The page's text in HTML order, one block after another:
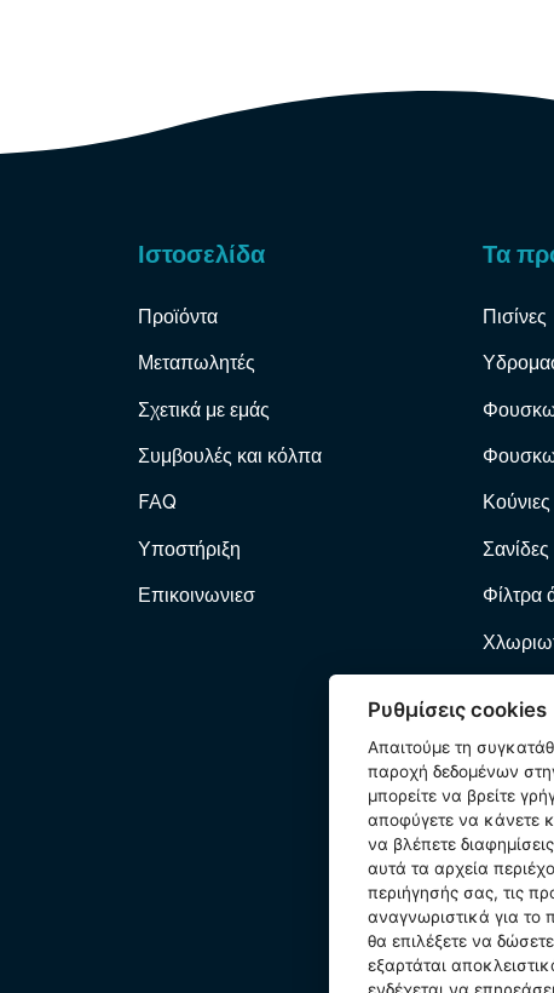
Ιστοσελίδα
Προϊόντα
Μεταπωλητές
Σχετικά με εμάς
Συμβουλές και κόλπα
FAQ
Υποστήριξη
Επικοινωνιεσ
Τα
Πισίνες
Κούνιες
Φίλτρα
Wetset
Ρυθμίσεις cookies
Απαιτούμε τη
παροχή δεδομένων
μπορείτε να βρείτε
αποφύγετε να κάνετε
να βλέπετε
αυτά τα αρχεία
περιήγησής σας, τις
αναγνωριστικά για
θα επιλέξετε να
εξαρτάται